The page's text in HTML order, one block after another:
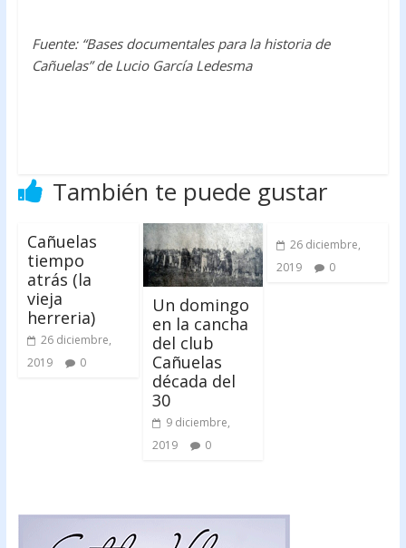
Fuente: “Bases documentales para la historia de
Cañuelas” de Lucio García Ledesma
También te puede gustar
Cañuelas
tiempo
atrás (la
vieja
herreria)
26 diciembre,
2019
0
Un domingo
en la cancha
del club
Cañuelas
década del
30
9 diciembre,
2019
0
26 diciembre,
2019
0